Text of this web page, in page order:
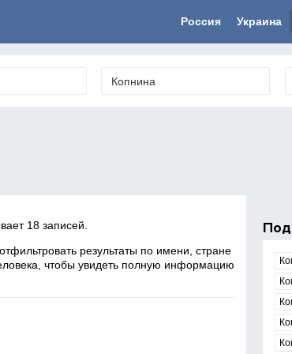
Россия Украина
18 записей.
результаты по имени, стране
чтобы увидеть полную информацию